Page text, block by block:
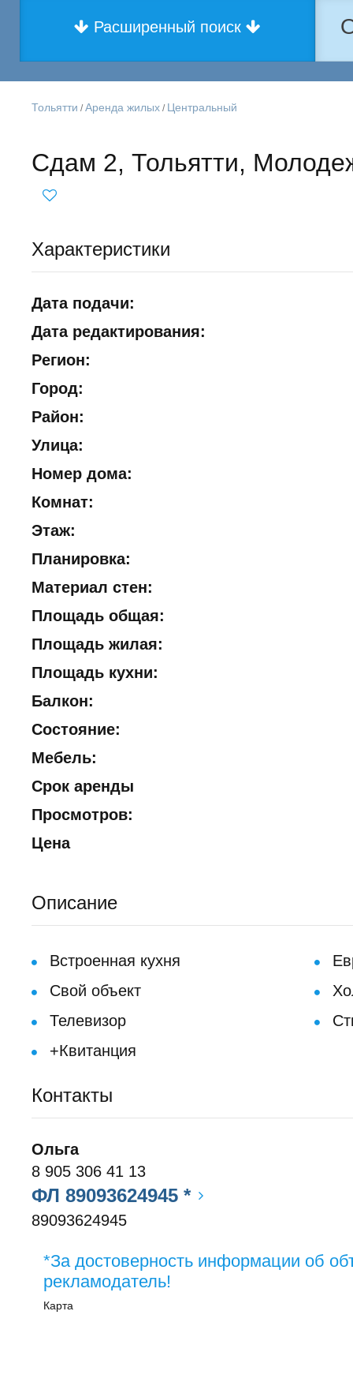
Расширенный поиск
Тольятти /Аренда жилых / Центральный
Сдам 2, Тольятти,
Характеристики
Дата подачи:
Дата редактирования:
Регион:
Город:
Район:
Улица:
Номер дома:
Комнат:
Этаж:
Планировка:
Материал стен:
Площадь общая:
Площадь жилая:
Площадь кухни:
Балкон:
Состояние:
Мебель:
Срок аренды
Просмотров:
Цена
Описание
Встроенная кухня
Свой объект
Телевизор
+Квитанция
Контакты
Ольга
8 905 306 41 13
ФЛ 89093624945 *
89093624945
*За достоверность информации об
рекламодатель!
Карта